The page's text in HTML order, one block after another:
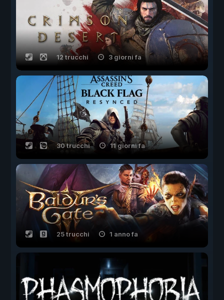
12 trucchi 3 giorni fa
30 trucchi 11 giorni fa
25 trucchi 1 anno fa